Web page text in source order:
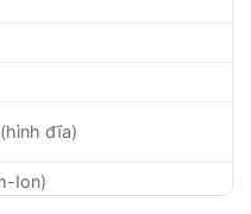
đĩa)
Ion)